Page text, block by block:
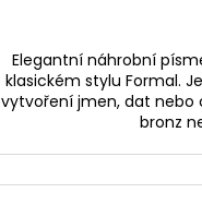
Elegantní náhrobní
klasickém stylu Formal.
vytvoření jmen, dat nebo
bronz